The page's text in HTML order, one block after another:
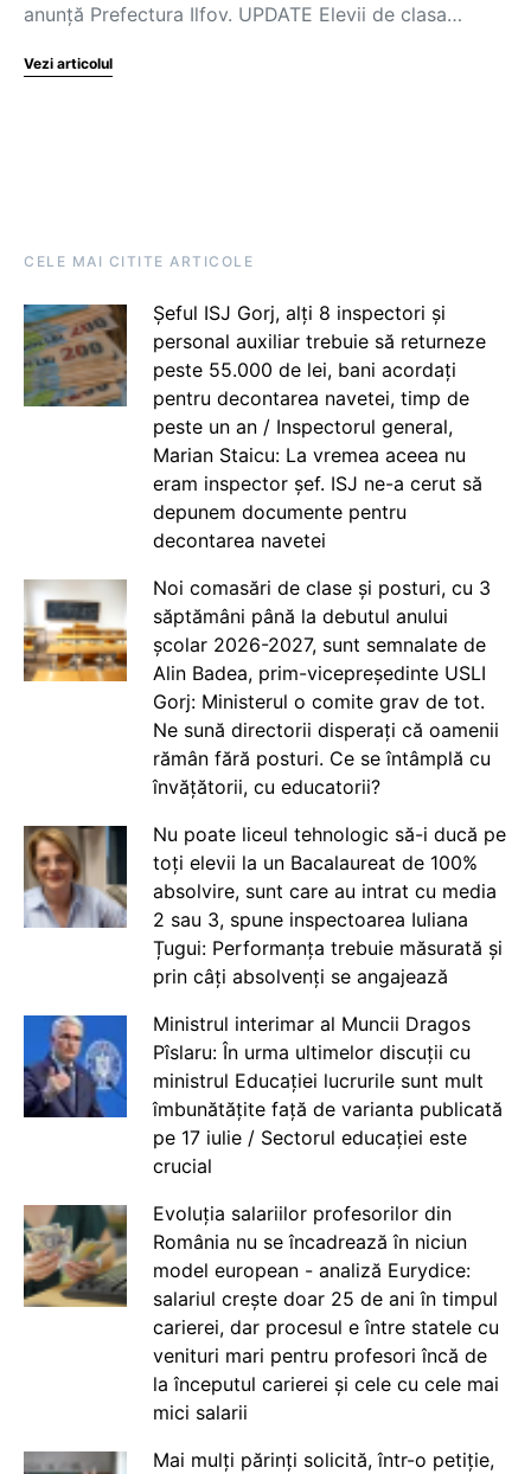
anunță Prefectura Ilfov. UPDATE Elevii de clasa…
Vezi articolul
CELE MAI CITITE ARTICOLE
Șeful ISJ Gorj, alți 8 inspectori și
personal auxiliar trebuie să returneze
peste 55.000 de lei, bani acordați
pentru decontarea navetei, timp de
peste un an / Inspectorul general,
Marian Staicu: La vremea aceea nu
eram inspector șef. ISJ ne-a cerut să
depunem documente pentru
decontarea navetei
Noi comasări de clase și posturi, cu 3
săptămâni până la debutul anului
școlar 2026-2027, sunt semnalate de
Alin Badea, prim-vicepreședinte USLI
Gorj: Ministerul o comite grav de tot.
Ne sună directorii disperați că oamenii
rămân fără posturi. Ce se întâmplă cu
învățătorii, cu educatorii?
Nu poate liceul tehnologic să-i ducă pe
toți elevii la un Bacalaureat de 100%
absolvire, sunt care au intrat cu media
2 sau 3, spune inspectoarea Iuliana
Țugui: Performanța trebuie măsurată și
prin câți absolvenți se angajează
Ministrul interimar al Muncii Dragos
Pîslaru: În urma ultimelor discuții cu
ministrul Educației lucrurile sunt mult
îmbunătățite față de varianta publicată
pe 17 iulie / Sectorul educației este
crucial
Evoluția salariilor profesorilor din
România nu se încadrează în niciun
model european - analiză Eurydice:
salariul crește doar 25 de ani în timpul
carierei, dar procesul e între statele cu
venituri mari pentru profesori încă de
la începutul carierei și cele cu cele mai
mici salarii
Mai mulți părinți solicită, într-o petiție,